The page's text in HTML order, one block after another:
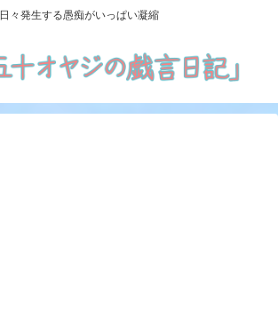
日々発生する愚痴がいっぱい凝縮